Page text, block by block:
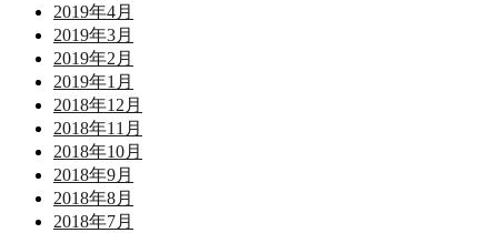
2019年4月
2019年3月
2019年2月
2019年1月
2018年12月
2018年11月
2018年10月
2018年9月
2018年8月
2018年7月